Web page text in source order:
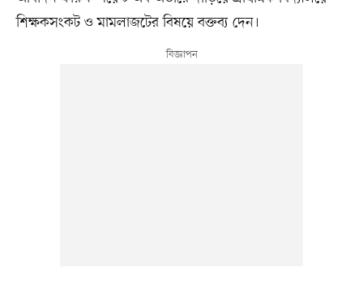
শিক্ষকসংকট ও মামলাজটের বিষয়ে বক্তব্য দেন।